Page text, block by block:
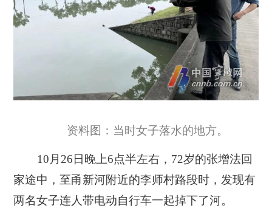
资料图：当时女子落水的地方。
10月26日晚上6点半左右，72岁的张增法回
家途中，至甬新河附近的李师村路段时，发现有
两名女子连人带电动自行车一起掉下了河。